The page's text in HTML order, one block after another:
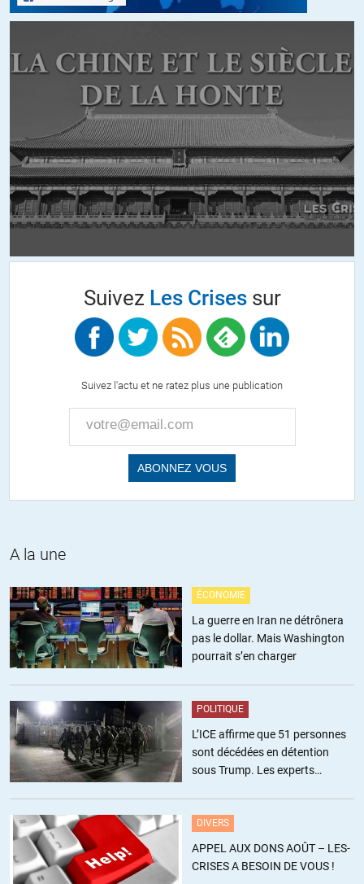
Rafales !
finance/industrie/aeronautique-defense/rafale-en-egypte-les-
etats-unis-bloquent-768856.html
Ou quand OMC et libre-échangisme se révèlent être des pièges à
+5 ALERTER
METZGER//28.02.2018 à 08h16
taux de change appréciés en cas de dissolution de la zone Euro
(disparition du taux de change et mobilité du capital) montre
clairement où va la richesse.
Par contre je ne comprends pas pourquoi l’alignement des fiscalités
ne jouent que sur 5 à 10% des coûts… ( par an ? ) Si on aligne les
28.02.2018 à 14h52
Je suis d’accord, ça mérite plus d’explications.
Olivier LOISEL//28.02.2018 à 10h28
De quels partis politiques italiens voulant sortir de l’euro parlez-vous
? (sources ?) Merci
+1 ALERTER
Chokk//28.02.2018 à 14h21
Je pense que Mr Sapir prend un peu ses rêves pour des réalités.
Seul un choc amènera la question monétaire sur le devant de la
Suivez Les Crisessur
Suivez l'actu et ne ratez plus une publication
A la une
ÉCONOMIE
La guerre en Iran ne détrônera
pas le dollar. Mais Washington
pourrait s’en charger
POLITIQUE
L’ICE affirme que 51 personnes
sont décédées en détention
sous Trump. Les experts
DIVERS
APPEL AUX DONS AOÛT – LES-
CRISES A BESOIN DE VOUS !